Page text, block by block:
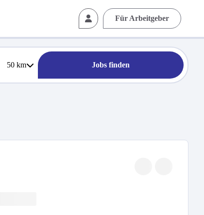
Für Arbeitgeber
50km Jobs finden